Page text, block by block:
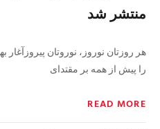
منتشر شد
هر روزتان نوروز، نوروتان پیروزآغار
را پیش از همه بر مقتدای
READ MORE